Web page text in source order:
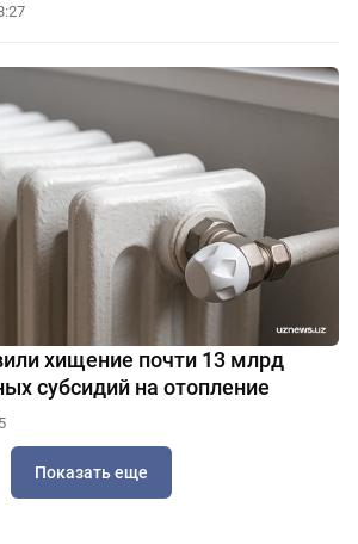
хищение почти 13 млрд
субсидий на отопление
Показать еще